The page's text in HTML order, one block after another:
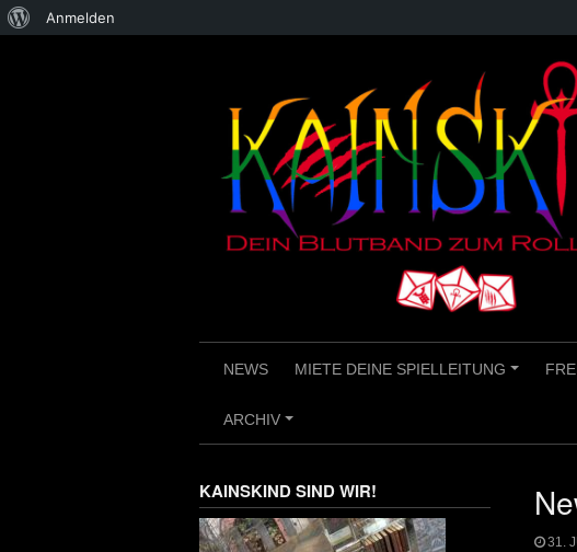
NEWS MIETE DEINE SPIELLEITUNG
+
ARCHIV
31.
KAINSKIND SIND WIR!
Über
Anmelden